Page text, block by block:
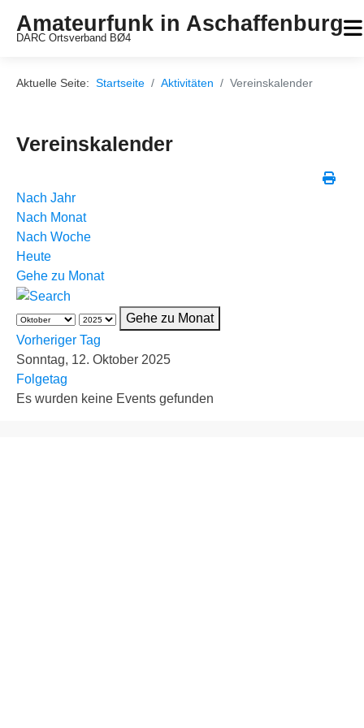
Amateurfunk in Aschaffenburg
DARC Ortsverband BØ4
Aktuelle Seite: Startseite Aktivitäten Vereinskalender
Vereinskalender
Nach Jahr
Nach Monat
Nach Woche
Heute
Gehe zu Monat
Gehe zu Monat
Vorheriger Tag
Sonntag, 12. Oktober 2025
Folgetag
Es wurden keine Events gefunden